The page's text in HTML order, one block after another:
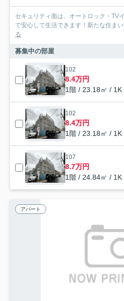
セキュリティ面は、オートロック・TV
で安心して生活できます！新たな住ま
る
募集中の部屋
102
8.4万円
1階 / 23.18㎡ / 1K
102
8.4万円
1階 / 23.18㎡ / 1K
107
8.7万円
1階 / 24.84㎡ / 1K
アパート